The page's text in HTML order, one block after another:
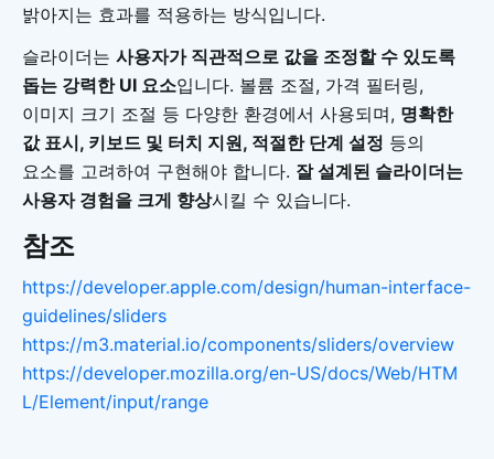
밝아지는 효과를 적용하는 방식입니다.
슬라이더는 사용자가 직관적으로 값을 조정할 수 있도록
돕는 강력한 UI 요소입니다. 볼륨 조절, 가격 필터링,
이미지 크기 조절 등 다양한 환경에서 사용되며, 명확한
값 표시, 키보드 및 터치 지원, 적절한 단계 설정 등의
요소를 고려하여 구현해야 합니다. 잘 설계된 슬라이더는
사용자 경험을 크게 향상시킬 수 있습니다.
참조
https://developer.apple.com/design/human-interface-
guidelines/sliders
https://m3.material.io/components/sliders/overview
https://developer.mozilla.org/en-US/docs/Web/HTM
L/Element/input/range